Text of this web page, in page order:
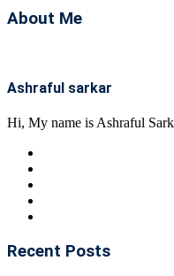
About Me
Ashraful sarkar
Hi, My name is Ashraful
Recent Posts